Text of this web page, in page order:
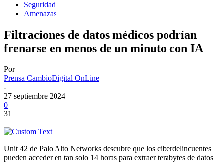
Seguridad
Amenazas
Filtraciones de datos médicos podrían
frenarse en menos de un minuto con IA
Por
Prensa CambioDigital OnLine
-
27 septiembre 2024
0
31
Unit 42 de Palo Alto Networks descubre que los ciberdelincuentes
pueden acceder en tan solo 14 horas para extraer terabytes de datos